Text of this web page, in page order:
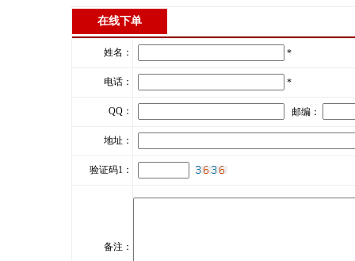
在线下单
姓名： *
电话： *
QQ： 邮编：
地址：
验证码1：
备注：